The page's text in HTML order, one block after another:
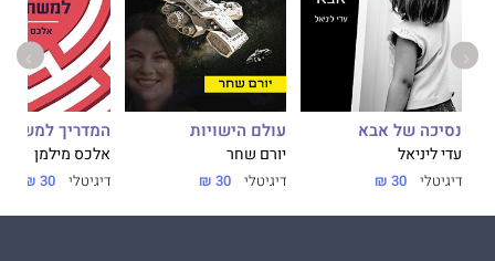
בוערת בעצמותיו, הוא יכול לשנות את החיים שלו ושל יקיריו מן הקצה
אל הקצה באמצעות הכלים המוגשים בספר.
נסיכה של אבא
עדי ליניאל
דיגיטלי 30 ₪
עולם הישויות
יורם שחר
דיגיטלי 30 ₪
המדריך
אלכס מילמן
דיגיטלי 30 ₪